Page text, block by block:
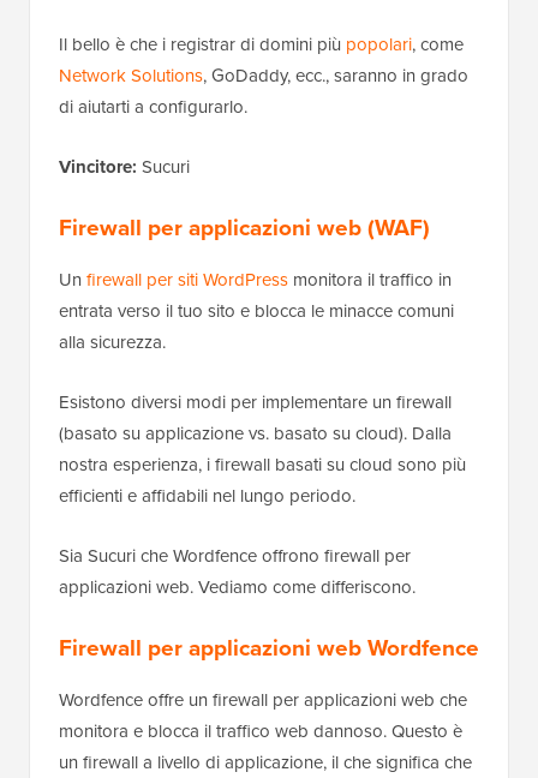
Il bello è che i registrar di domini più popolari, come
Network Solutions, GoDaddy, ecc., saranno in grado
di aiutarti a configurarlo.
Vincitore: Sucuri
Firewall per applicazioni web (WAF)
Un firewall per siti WordPress monitora il traffico in
entrata verso il tuo sito e blocca le minacce comuni
alla sicurezza.
Esistono diversi modi per implementare un firewall
(basato su applicazione vs. basato su cloud). Dalla
nostra esperienza, i firewall basati su cloud sono più
efficienti e affidabili nel lungo periodo.
Sia Sucuri che Wordfence offrono firewall per
applicazioni web. Vediamo come differiscono.
Firewall per applicazioni web Wordfence
Wordfence offre un firewall per applicazioni web che
monitora e blocca il traffico web dannoso. Questo è
un firewall a livello di applicazione, il che significa che